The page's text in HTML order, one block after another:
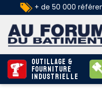
+ de 50 000
Outillage &
Fourniture
industrielle